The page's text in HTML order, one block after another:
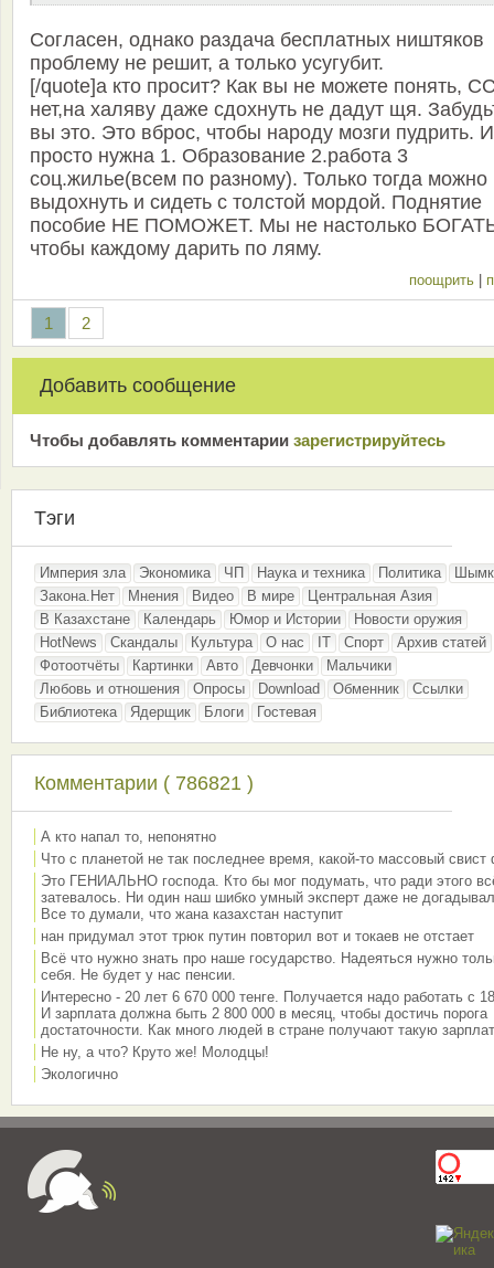
Согласен, однако раздача бесплатных ништяков
проблему не решит, а только усугубит.
[/quote]а кто просит? Как вы не можете понять,
нет,на халяву даже сдохнуть не дадут щя.
вы это. Это вброс, чтобы народу мозги пудрить.
просто нужна 1. Образование 2.работа 3
соц.жилье(всем по разному). Только тогда можно
выдохнуть и сидеть с толстой мордой. Поднятие
пособие НЕ ПОМОЖЕТ. Мы не настолько
чтобы каждому дарить по ляму.
поощрить
1 2
Добавить сообщение
Чтобы добавлять комментарии зарeгиcтрирyйтeсь
Тэги
Империя зла Экономика ЧП Наука и техника Политика
Закона.Нет
Мнения Видео В мире
Центральная Азия
В Казахстане
Календарь Юмор и Истории
Новости оружия
HotNews
Скандалы Культура О нас IT Спорт
Архив статей
Фотоотчёты
Картинки Авто Девчонки
Мальчики
Любовь и отношения
Опросы Download Обменник
Ссылки
Библиотека
Ядерщик Блоги Гостевая
Комментарии ( 786821 )
А кто напал то, непонятно
Что с планетой не так последнее время, какой-то массовый свист
Это ГЕНИАЛЬНО господа. Кто бы мог подумать, что ради этого
затевалось. Ни один наш шибко умный эксперт даже не
Все то думали, что жана казахстан наступит
нан придумал этот трюк путин повторил вот и токаев не отстает
Всё что нужно знать про наше государство. Надеяться нужно
себя. Не будет у нас пенсии.
Интересно - 20 лет 6 670 000 тенге. Получается надо работать с
И зарплата должна быть 2 800 000 в месяц, чтобы достичь порога
достаточности. Как много людей в стране получают такую
Не ну, а что? Круто же! Молодцы!
Экологично